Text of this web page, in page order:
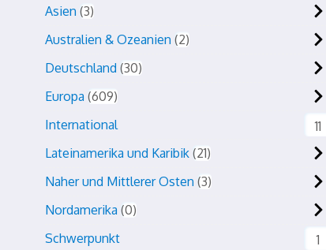
Asien 3
Australien & Ozeanien 2
Deutschland 30
Europa 609
International
11
Lateinamerika und Karibik 21
Naher und Mittlerer Osten 3
Nordamerika 0
Schwerpunkt
1